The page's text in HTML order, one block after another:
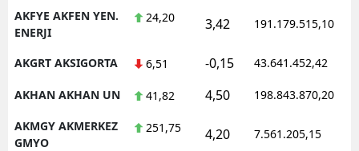
AKFYE AKFEN YEN.
ENERJI
24,20 3,42 191.179.515,10
AKGRT AKSIGORTA 6,51 -0,15 43.641.452,42
AKHAN AKHAN UN 41,82 4,50 198.843.870,20
AKMGY AKMERKEZ
GMYO
251,75 4,20 7.561.205,15